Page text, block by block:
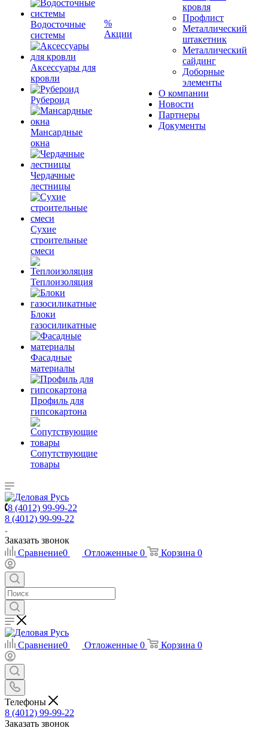
Водосточные
системы
Аксессуары для
кровли
Рубероид
Мансардные
окна
Чердачные
лестницы
Сухие
строительные
смеси
Теплоизоляция
Блоки
газосиликатные
Фасадные
материалы
Профиль для
гипсокартона
Сопутствующие
товары
%
Акции
кровля
Профлист
Металлический
штакетник
Металлический
сайдинг
Доборные
элементы
О компании
Новости
Партнеры
Документы
8 (4012) 99-99-22
8 (4012) 99-99-22
Заказать звонок
Сравнение0 Отложенные 0 Корзина 0
Сравнение0 Отложенные 0 Корзина 0
Телефоны
8 (4012) 99-99-22
Заказать звонок